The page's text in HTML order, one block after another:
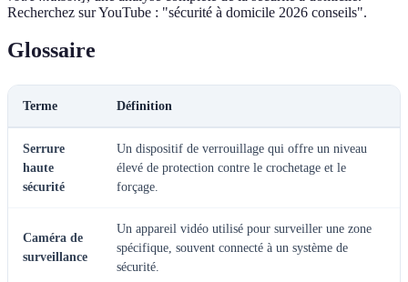
Recherchez sur YouTube : "sécurité à domicile 2026 conseils".
Glossaire
Terme Définition
Serrure
haute
sécurité
Un dispositif de verrouillage qui offre un niveau
élevé de protection contre le crochetage et le
forçage.
Caméra de
surveillance
Un appareil vidéo utilisé pour surveiller une zone
spécifique, souvent connecté à un système de
sécurité.